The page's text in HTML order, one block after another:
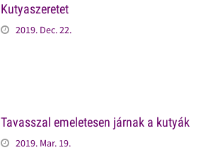
Kutyaszeretet
2019. Dec. 22.
Tavasszal emeletesen járnak a kutyák
2019. Mar. 19.